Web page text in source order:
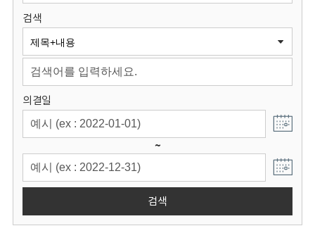
원
회
검색
의결일
~
검색